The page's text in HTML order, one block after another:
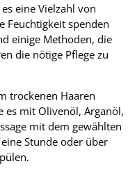
eine Vielzahl von
Feuchtigkeit spenden
einige Methoden, die
die nötige Pflege zu
trockenen Haaren
es mit Olivenöl, Arganöl,
mit dem gewählten
Stunde oder über